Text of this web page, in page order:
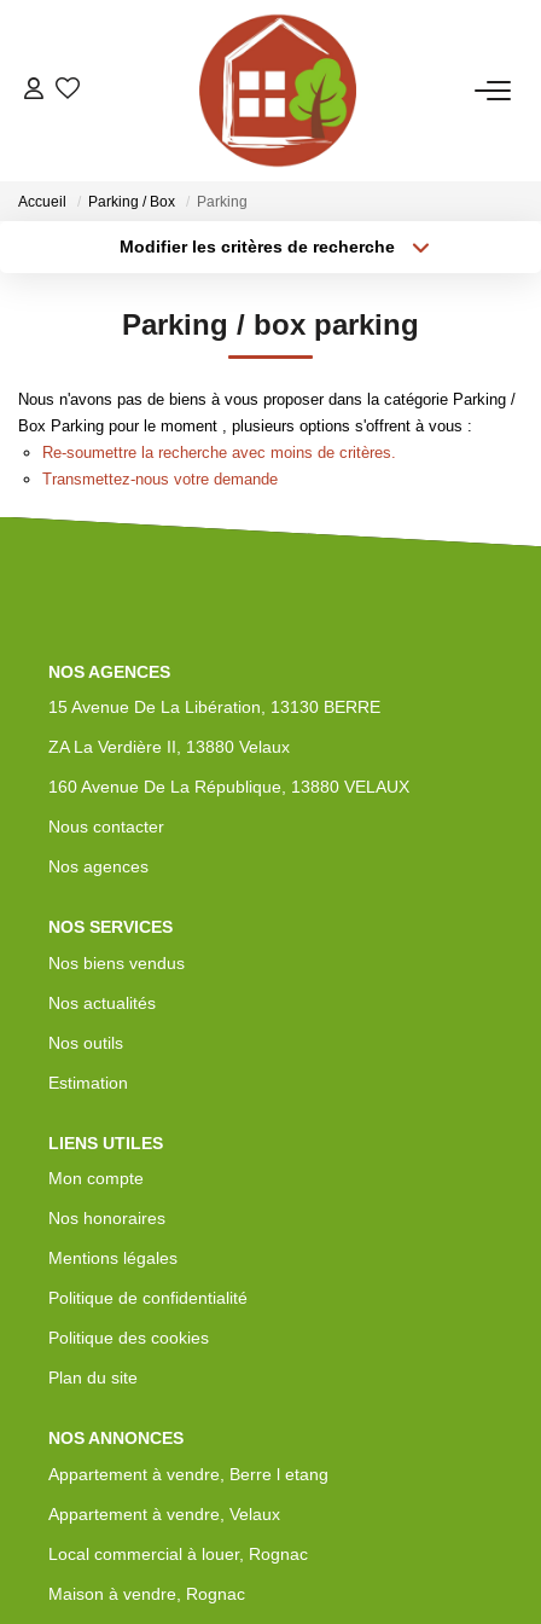
VENTES
ESTIMATION
GESTION
LE GROUPE
Qui Sommes-Nous ?
Notre Équipe
Accueil Parking / Box Parking
Modifier les critères de recherche
Type de bien
Créer une alerte
Parking / box parking
Nous n'avons pas de biens à vous proposer dans la catégorie Parking /
Box Parking pour le moment , plusieurs options s'offrent à vous :
Re-soumettre la recherche avec moins de critères.
Transmettez-nous votre demande
NOS AGENCES
15 Avenue De La Libération, 13130 BERRE
ZA La Verdière II, 13880 Velaux
160 Avenue De La République, 13880 VELAUX
Nous contacter
Nos agences
NOS SERVICES
Nos biens vendus
Nos actualités
Nos outils
Estimation
LIENS UTILES
Mon compte
Nos honoraires
Mentions légales
Politique de confidentialité
Politique des cookies
Plan du site
NOS ANNONCES
Appartement à vendre, Berre l etang
Appartement à vendre, Velaux
Local commercial à louer, Rognac
Maison à vendre, Rognac